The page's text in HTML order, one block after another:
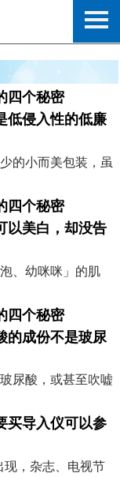
四个秘密
低侵入性的低廉
的小而美包装，虽
四个秘密
以美白，却没告
、幼咪咪」的肌
四个秘密
的成份不是玻尿
尿酸，或甚至吹嘘
买导入仪可以参
现，杂志、电视节